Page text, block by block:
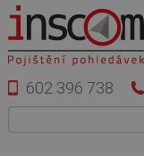
Přejít k hlavnímu obsahu
602 396 738